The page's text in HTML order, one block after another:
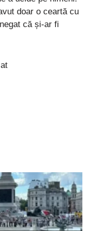
doar o ceartă cu
că și-ar fi